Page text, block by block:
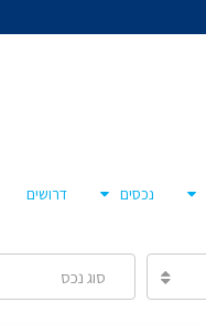
נכסים דרושים
סוג נכס